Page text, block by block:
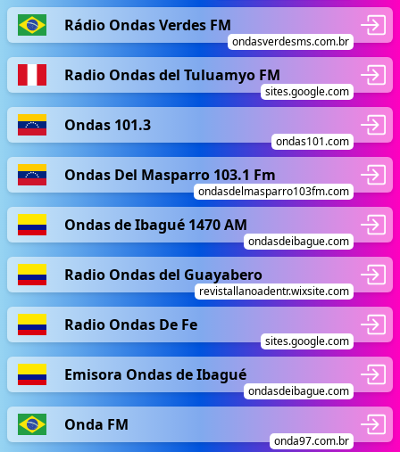
Rádio Ondas Verdes FM
ondasverdesms.com.br
Radio Ondas del Tuluamyo FM
sites.google.com
Ondas 101.3
ondas101.com
Ondas Del Masparro 103.1 Fm
ondasdelmasparro103fm.com
Ondas de Ibagué 1470 AM
ondasdeibague.com
Radio Ondas del Guayabero
revistallanoadentr.wixsite.com
Radio Ondas De Fe
sites.google.com
Emisora Ondas de Ibagué
ondasdeibague.com
Onda FM
onda97.com.br